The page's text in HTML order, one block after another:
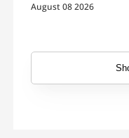
August 08 2026